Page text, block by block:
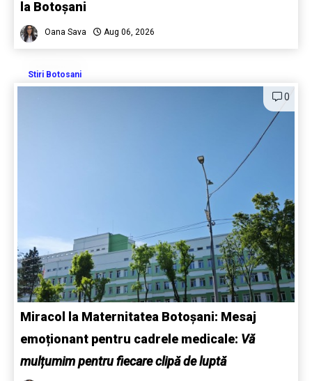
la Botoșani
Oana Sava Aug 06, 2026
Stiri Botosani
0
Miracol la Maternitatea Botoșani: Mesaj
emoționant pentru cadrele medicale: Vă
mulțumim pentru fiecare clipă de luptă